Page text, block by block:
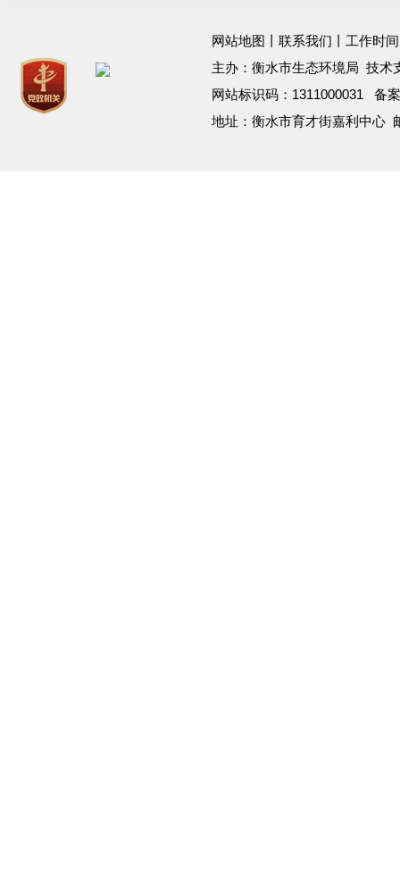
网站地图 联系我们 丨工作时
主办：衡水市生态环境局 技术
网站标识码：1311000031 备
地址：衡水市育才街嘉利中